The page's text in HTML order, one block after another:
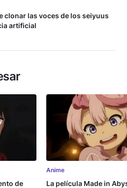
clonar las voces de los seiyuus
artificial
de
Anime
La película Made in